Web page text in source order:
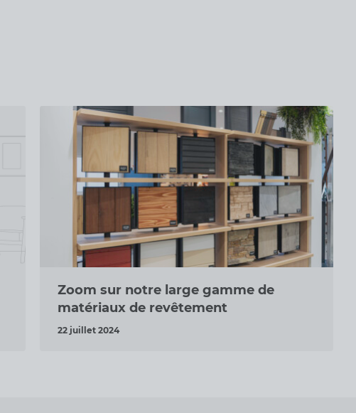
Zoom sur notre large gamme de
matériaux de revêtement
22 juillet 2024